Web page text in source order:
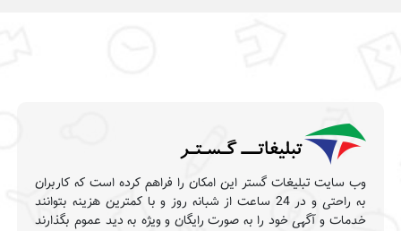
وب سایت تبلیغات گستر این امکان را فراهم کرده است که کاربران
به راحتی و در 24 ساعت از شبانه روز و با کمترین هزینه بتوانند
خدمات و آگهی خود را به صورت رایگان و ویژه به دید عموم بگذارند